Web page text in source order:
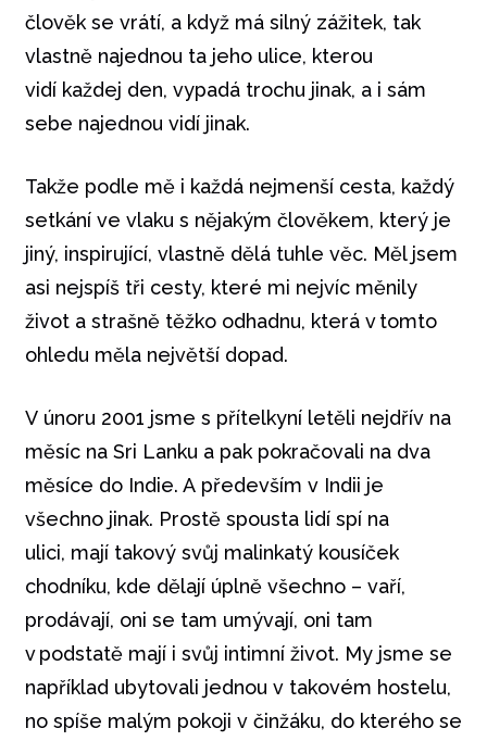
člověk se vrátí, a když má silný zážitek, tak
vlastně najednou ta jeho ulice, kterou
vidí každej den, vypadá trochu jinak, a i sám
sebe najednou vidí jinak.
Takže podle mě i každá nejmenší cesta, každý
setkání ve vlaku s nějakým člověkem, který je
jiný, inspirující, vlastně dělá tuhle věc. Měl jsem
asi nejspíš tři cesty, které mi nejvíc měnily
život a strašně těžko odhadnu, která v tomto
ohledu měla největší dopad.
V únoru 2001 jsme s přítelkyní letěli nejdřív na
měsíc na Sri Lanku a pak pokračovali na dva
měsíce do Indie. A především v Indii je
všechno jinak. Prostě spousta lidí spí na
ulici, mají takový svůj malinkatý kousíček
chodníku, kde dělají úplně všechno – vaří,
prodávají, oni se tam umývají, oni tam
v podstatě mají i svůj intimní život. My jsme se
například ubytovali jednou v takovém hostelu,
no spíše malým pokoji v činžáku, do kterého se